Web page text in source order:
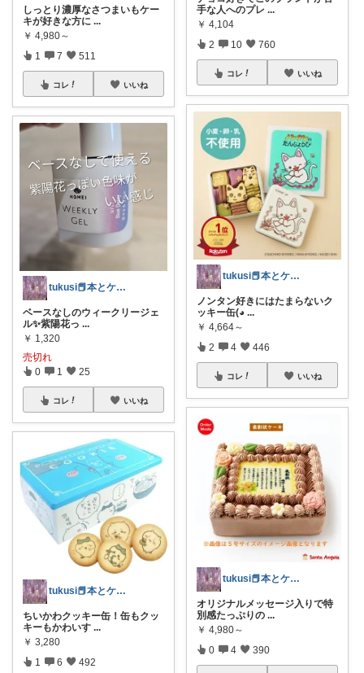
しっとり濃厚なさつまいもケー
キが好きな方に ...
￥ 4,980～
1 7 511
コレ いいね
tukusi📕本とケーキの快適な時間を
ベースなしのウィークリージェ
ル✨️紫陽花っ ...
￥ 1,320
売切れ
0 1 25
コレ いいね
tukusi📕本とケーキの快適な時間を
ちいかわクッキー缶！缶もクッ
キーもかわいす ...
￥ 3,280
1 6 492
手な人へのプレ ...
￥ 4,104
2 10 760
コレ いいね
tukusi📕本とケーキの快適な時間を
ノンタン好きにはたまらないク
ッキー缶(⁠◕ ...
￥ 4,664～
2 4 446
コレ いいね
tukusi📕本とケーキの快適な時間を
オリジナルメッセージ入りで特
別感たっぷりの ...
￥ 4,980～
0 4 390